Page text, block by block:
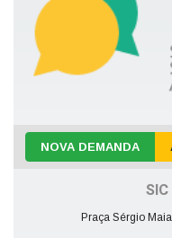
NOVA DEMANDA
Praça Sérgio